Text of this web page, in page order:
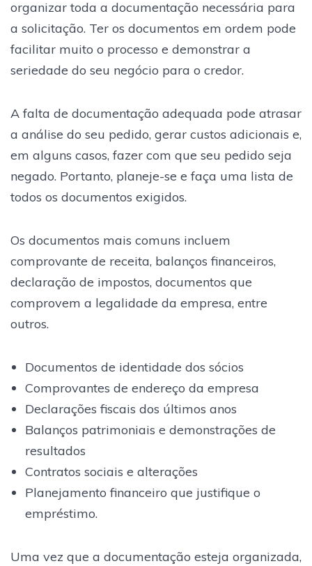
organizar toda a documentação necessária para
a solicitação. Ter os documentos em ordem pode
facilitar muito o processo e demonstrar a
seriedade do seu negócio para o credor.
A falta de documentação adequada pode atrasar
a análise do seu pedido, gerar custos adicionais e,
em alguns casos, fazer com que seu pedido seja
negado. Portanto, planeje-se e faça uma lista de
todos os documentos exigidos.
Os documentos mais comuns incluem
comprovante de receita, balanços financeiros,
declaração de impostos, documentos que
comprovem a legalidade da empresa, entre
outros.
Documentos de identidade dos sócios
Comprovantes de endereço da empresa
Declarações fiscais dos últimos anos
Balanços patrimoniais e demonstrações de
resultados
Contratos sociais e alterações
Planejamento financeiro que justifique o
empréstimo.
Uma vez que a documentação esteja organizada,